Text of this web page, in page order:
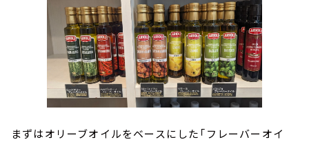
まずはオリーブオイルをベースにした「フレーバーオイ